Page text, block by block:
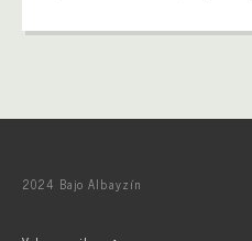
2024 Bajo Albayzín